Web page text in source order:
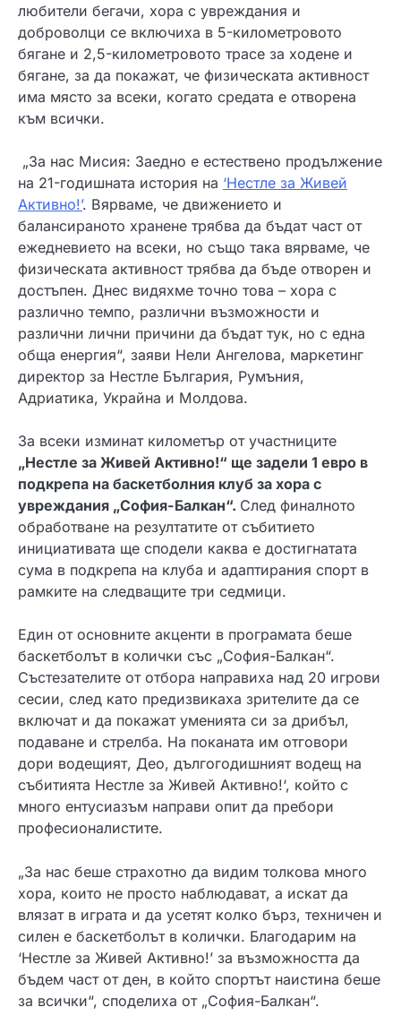
любители бегачи, хора с увреждания и
доброволци се включиха в 5-километровото
бягане и 2,5-километровото трасе за ходене и
бягане, за да покажат, че физическата активност
има място за всеки, когато средата е отворена
към всички.
„За нас Мисия: Заедно е естествено продължение
на 21-годишната история на ‘Нестле за Живей
Активно!’. Вярваме, че движението и
балансираното хранене трябва да бъдат част от
ежедневието на всеки, но също така вярваме, че
физическата активност трябва да бъде отворен и
достъпен. Днес видяхме точно това – хора с
различно темпо, различни възможности и
различни лични причини да бъдат тук, но с една
обща енергия“, заяви Нели Ангелова, маркетинг
директор за Нестле България, Румъния,
Адриатика, Украйна и Молдова.
За всеки изминат километър от участниците
„Нестле за Живей Активно!“ ще задели 1 евро в
подкрепа на баскетболния клуб за хора с
увреждания „София-Балкан“. След финалното
обработване на резултатите от събитието
инициативата ще сподели каква е достигнатата
сума в подкрепа на клуба и адаптирания спорт в
рамките на следващите три седмици.
Един от основните акценти в програмата беше
баскетболът в колички със „София-Балкан“.
Състезателите от отбора направиха над 20 игрови
сесии, след като предизвикаха зрителите да се
включат и да покажат уменията си за дрибъл,
подаване и стрелба. На поканата им отговори
дори водещият, Део, дългогодишният водещ на
събитията Нестле за Живей Активно!‘, който с
много ентусиазъм направи опит да пребори
професионалистите.
„За нас беше страхотно да видим толкова много
хора, които не просто наблюдават, а искат да
влязат в играта и да усетят колко бърз, техничен и
силен е баскетболът в колички. Благодарим на
‘Нестле за Живей Активно!’ за възможността да
бъдем част от ден, в който спортът наистина беше
за всички“, споделиха от „София-Балкан“.